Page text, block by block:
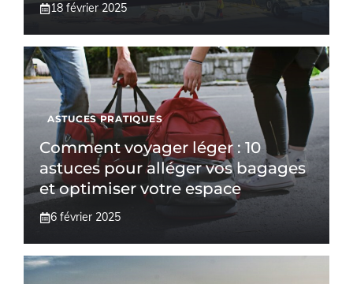
18 février 2025
ASTUCES PRATIQUES
Comment voyager léger : 10
astuces pour alléger vos bagages
et optimiser votre espace
6 février 2025